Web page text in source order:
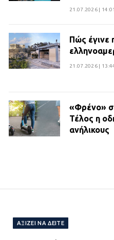
21.07.2026 | 14:01
Πώς έγινε
21.07.2026 |
«Φρένο»
Τέλος η
ανήλικους
ΑΞΊΖΕΙ ΝΑ ΔΕΊΤΕ